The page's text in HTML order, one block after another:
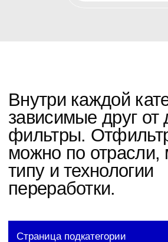
Анализ данных клиента
для повышения обращений